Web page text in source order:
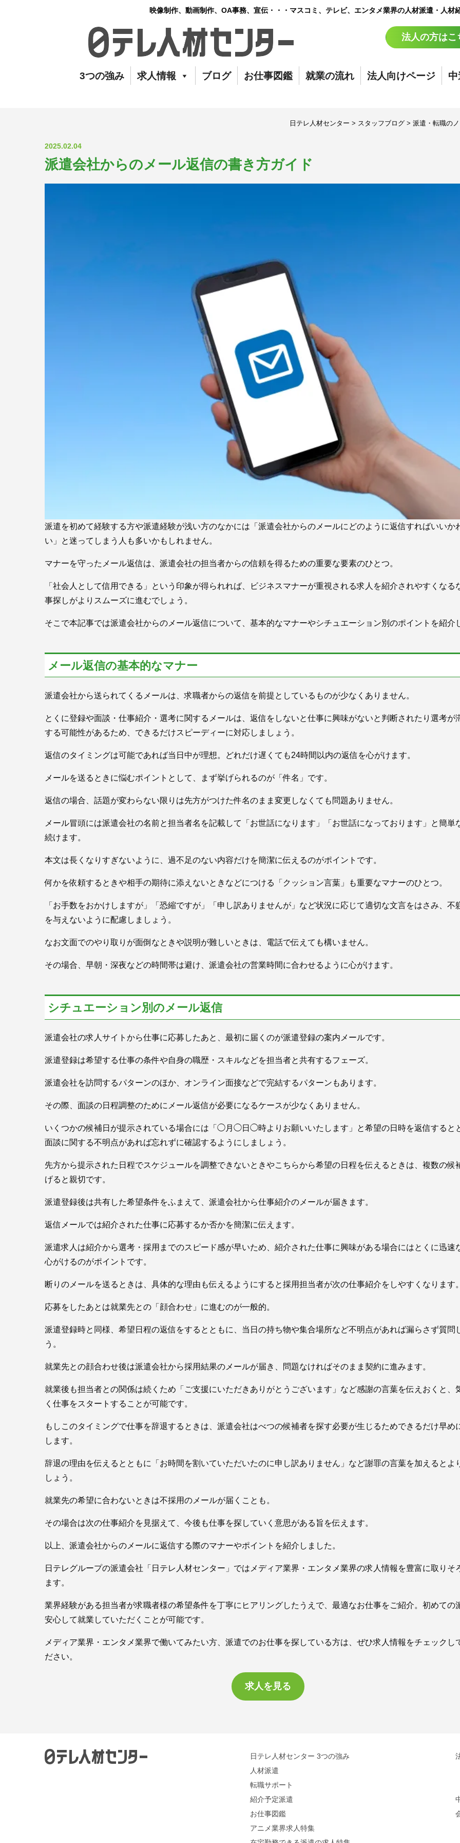
映像制作、動画制作、OA事務、宣伝・・・マスコミ、テレビ、エンタメ業界の人材派遣・人材
法人の方はこ
3つの強み 求人情報 ブログ お仕事図鑑 就業の流れ 法人向けページ
日テレ人材センター > スタッフブログ > 派遣・転職の
2025.02.04
派遣会社からのメール返信の書き方ガイド
派遣を初めて経験する方や派遣経験が浅い方のなかには「派遣会社からのメールにどのように返信すればいいか
い」と迷ってしまう人も多いかもしれません。
マナーを守ったメール返信は、派遣会社の担当者からの信頼を得るための重要な要素のひとつ。
「社会人として信用できる」という印象が得られれば、ビジネスマナーが重視される求人を紹介されやすくなる
事探しがよりスムーズに進むでしょう。
そこで本記事では派遣会社からのメール返信について、基本的なマナーやシチュエーション別のポイントを紹介
メール返信の基本的なマナー
派遣会社から送られてくるメールは、求職者からの返信を前提としているものが少なくありません。
とくに登録や面談・仕事紹介・選考に関するメールは、返信をしないと仕事に興味がないと判断されたり選考が
する可能性があるため、できるだけスピーディーに対応しましょう。
返信のタイミングは可能であれば当日中が理想。どれだけ遅くても24時間以内の返信を心がけます。
メールを送るときに悩むポイントとして、まず挙げられるのが「件名」です。
返信の場合、話題が変わらない限りは先方がつけた件名のまま変更しなくても問題ありません。
メール冒頭には派遣会社の名前と担当者名を記載して「お世話になります」「お世話になっております」と簡単
続けます。
本文は長くなりすぎないように、過不足のない内容だけを簡潔に伝えるのがポイントです。
何かを依頼するときや相手の期待に添えないときなどにつける「クッション言葉」も重要なマナーのひとつ。
「お手数をおかけしますが」「恐縮ですが」「申し訳ありませんが」など状況に応じて適切な文言をはさみ、不
を与えないように配慮しましょう。
なお文面でのやり取りが面倒なときや説明が難しいときは、電話で伝えても構いません。
その場合、早朝・深夜などの時間帯は避け、派遣会社の営業時間に合わせるように心がけます。
シチュエーション別のメール返信
派遣会社の求人サイトから仕事に応募したあと、最初に届くのが派遣登録の案内メールです。
派遣登録は希望する仕事の条件や自身の職歴・スキルなどを担当者と共有するフェーズ。
派遣会社を訪問するパターンのほか、オンライン面接などで完結するパターンもあります。
その際、面談の日程調整のためにメール返信が必要になるケースが少なくありません。
いくつかの候補日が提示されている場合には「◯月◯日◯時よりお願いいたします」と希望の日時を返信すると
面談に関する不明点があれば忘れずに確認するようにしましょう。
先方から提示された日程でスケジュールを調整できないときやこちらから希望の日程を伝えるときは、複数の候
げると親切です。
派遣登録後は共有した希望条件をふまえて、派遣会社から仕事紹介のメールが届きます。
返信メールでは紹介された仕事に応募するか否かを簡潔に伝えます。
派遣求人は紹介から選考・採用までのスピード感が早いため、紹介された仕事に興味がある場合にはとくに迅速
心がけるのがポイントです。
断りのメールを送るときは、具体的な理由も伝えるようにすると採用担当者が次の仕事紹介をしやすくなります
応募をしたあとは就業先との「顔合わせ」に進むのが一般的。
派遣登録時と同様、希望日程の返信をするとともに、当日の持ち物や集合場所など不明点があれば漏らさず質問
う。
就業先との顔合わせ後は派遣会社から採用結果のメールが届き、問題なければそのまま契約に進みます。
就業後も担当者との関係は続くため「ご支援にいただきありがとうございます」など感謝の言葉を伝えおくと、
く仕事をスタートすることが可能です。
もしこのタイミングで仕事を辞退するときは、派遣会社はべつの候補者を探す必要が生じるためできるだけ早め
します。
辞退の理由を伝えるとともに「お時間を割いていただいたのに申し訳ありません」など謝罪の言葉を加えるとよ
しょう。
就業先の希望に合わないときは不採用のメールが届くことも。
その場合は次の仕事紹介を見据えて、今後も仕事を探していく意思がある旨を伝えます。
以上、派遣会社からのメールに返信する際のマナーやポイントを紹介しました。
日テレグループの派遣会社「日テレ人材センター」ではメディア業界・エンタメ業界の求人情報を豊富に取りそ
ます。
業界経験がある担当者が求職者様の希望条件を丁寧にヒアリングしたうえで、最適なお仕事をご紹介。初めての
安心して就業していただくことが可能です。
メディア業界・エンタメ業界で働いてみたい方、派遣でのお仕事を探している方は、ぜひ求人情報をチェックし
ださい。
求人を見る
日テレ人材センター 3つの強み
人材派遣
転職サポート
紹介予定派遣
お仕事図鑑
アニメ業界求人特集